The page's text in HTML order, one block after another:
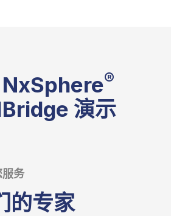
NxSphere®
演示
务
的专家